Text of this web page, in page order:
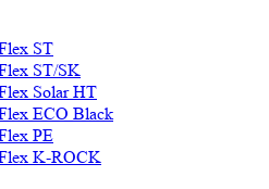
ST
ST/SK
Solar HT
ECO Black
PE
K-ROCK